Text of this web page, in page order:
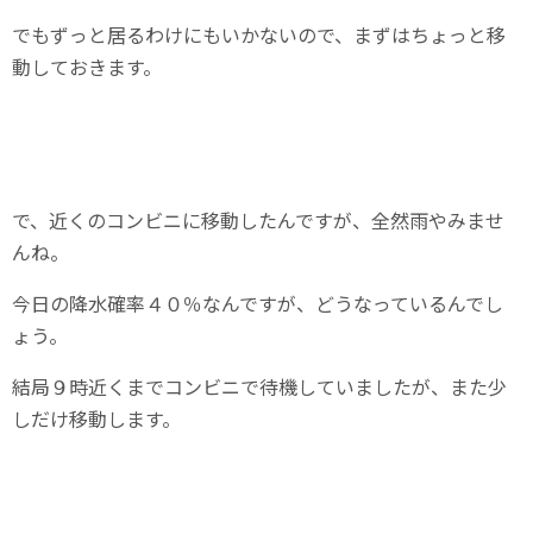
でもずっと居るわけにもいかないので、まずはちょっと移
動しておきます。
で、近くのコンビニに移動したんですが、全然雨やみませ
んね。
今日の降水確率４０％なんですが、どうなっているんでし
ょう。
結局９時近くまでコンビニで待機していましたが、また少
しだけ移動します。